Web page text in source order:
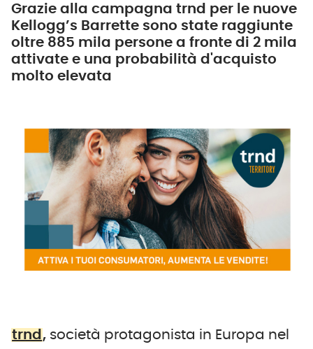
Grazie alla campagna trnd per le nuove
Kellogg’s Barrette sono state raggiunte
oltre 885 mila persone a fronte di 2 mila
attivate e una probabilità d'acquisto
molto elevata
trnd , società protagonista in Europa nel